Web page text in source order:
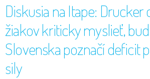
Diskusia na Itape: Drucker
žiakov kriticky myslieť,
Slovenska poznačí deficit
sily